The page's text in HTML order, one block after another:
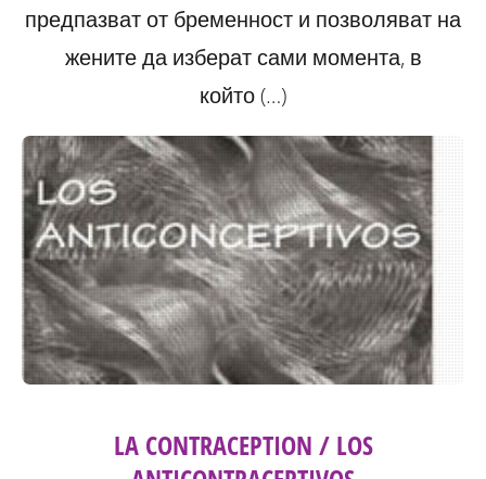
предпазват от бременност и позволяват на
жените да изберат сами момента, в
който (…)
LA CONTRACEPTION / LOS